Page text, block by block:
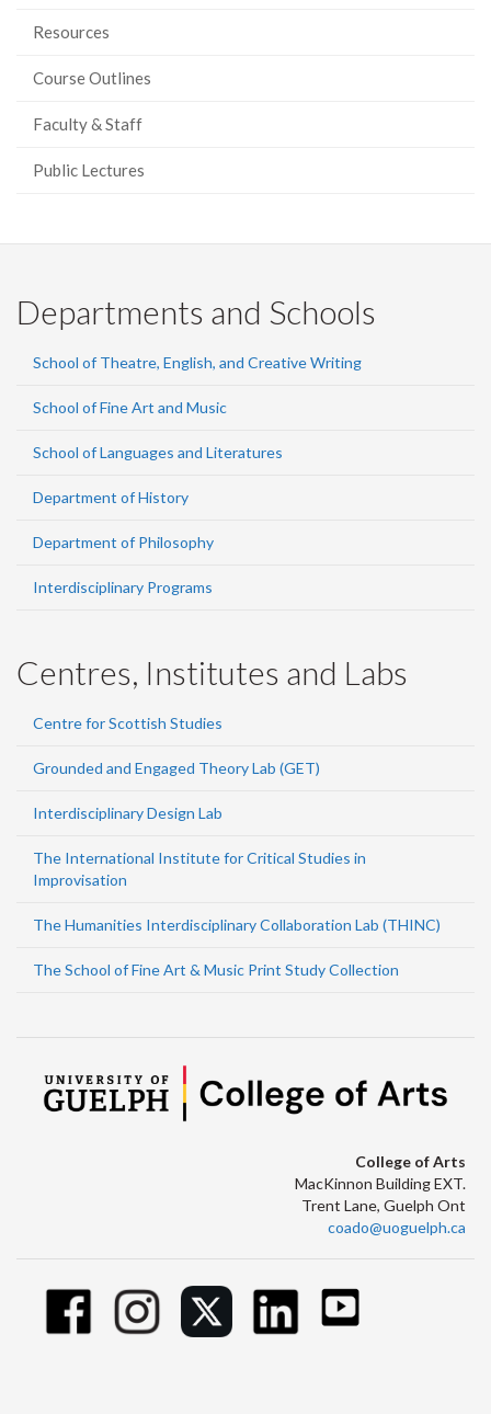
Resources
Course Outlines
Faculty & Staff
Public Lectures
Departments and Schools
School of Theatre, English, and Creative Writing
School of Fine Art and Music
School of Languages and Literatures
Department of History
Department of Philosophy
Interdisciplinary Programs
Centres, Institutes and Labs
Centre for Scottish Studies
Grounded and Engaged Theory Lab (GET)
Interdisciplinary Design Lab
The International Institute for Critical Studies in
Improvisation
The Humanities Interdisciplinary Collaboration Lab (THINC)
The School of Fine Art & Music Print Study Collection
College of Arts
MacKinnon Building EXT.
Trent Lane, Guelph Ont
coado@uoguelph.ca